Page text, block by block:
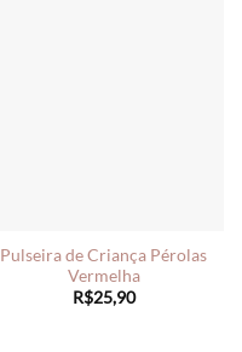
Pulseira de Criança Pérolas
Vermelha
R$25,90